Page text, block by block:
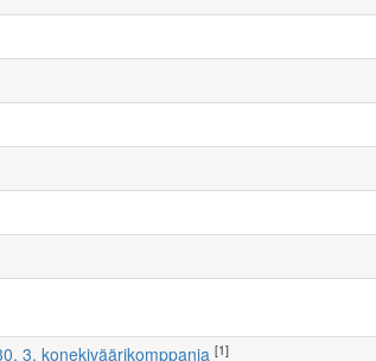
3. konekiväärikomppania [1]